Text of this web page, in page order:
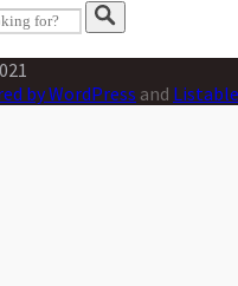
by WordPress and Listable